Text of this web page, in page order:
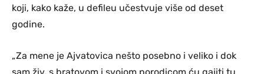
koji, kako kaže, u defileu učestvuje više od deset
godine.
„Za mene je Ajvatovica nešto posebno i veliko i dok
sam živ, s bratovom i svojom porodicom ću gajiti tu